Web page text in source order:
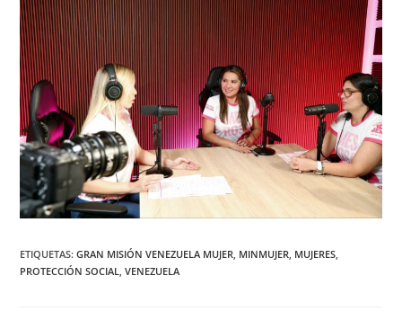
ETIQUETAS:GRAN MISIÓN VENEZUELA MUJER, MINMUJER, MUJERES,
PROTECCIÓN SOCIAL, VENEZUELA